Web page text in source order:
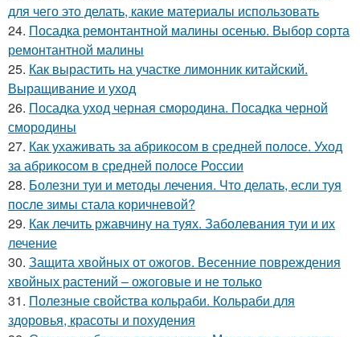
для чего это делать, какие материалы использовать
24. Посадка ремонтантной малины осенью. Выбор сорта
ремонтантной малины
25. Как вырастить на участке лимонник китайский.
Выращивание и уход
26. Посадка уход черная смородина. Посадка черной
смородины
27. Как ухаживать за абрикосом в средней полосе. Уход
за абрикосом в средней полосе России
28. Болезни туи и методы лечения. Что делать, если туя
после зимы стала коричневой?
29. Как лечить ржавчину на туях. Заболевания туи и их
лечение
30. Защита хвойных от ожогов. Весенние повреждения
хвойных растений – ожоговые и не только
31. Полезные свойства кольраби. Кольраби для
здоровья, красоты и похудения